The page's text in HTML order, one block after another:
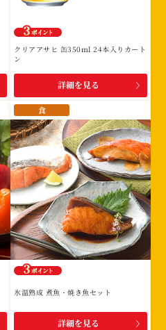
クリアアサヒ 缶350ml 24本入りカート
ン
詳細を見る
食
氷温熟成 煮魚・焼き魚セット
詳細を見る